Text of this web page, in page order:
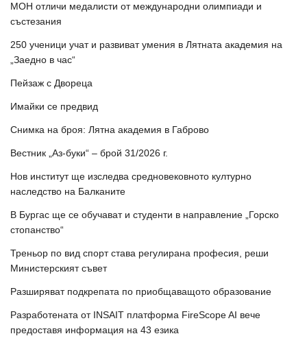
МОН отличи медалисти от международни олимпиади и
състезания
250 ученици учат и развиват умения в Лятната академия на
„Заедно в час“
Пейзаж с Двореца
Имайки се предвид
Снимка на броя: Лятна академия в Габрово
Вестник „Аз-буки“ – брой 31/2026 г.
Нов институт ще изследва средновековното културно
наследство на Балканите
В Бургас ще се обучават и студенти в направление „Горско
стопанство“
Треньор по вид спорт става регулирана професия, реши
Министерският съвет
Разширяват подкрепата по приобщаващото образование
Разработената от INSAIT платформа FireScope AI вече
предоставя информация на 43 езика